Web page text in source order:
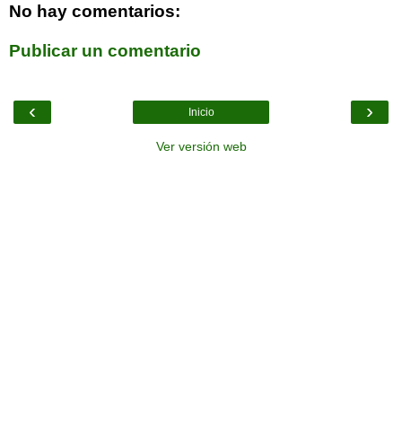
No hay comentarios:
Publicar un comentario
‹ ›
Inicio
Ver versión web